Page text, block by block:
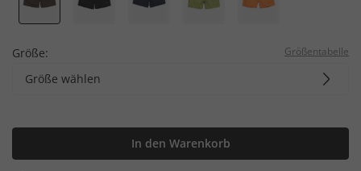
Größe: Größentabelle
Größe wählen
In den Warenkorb